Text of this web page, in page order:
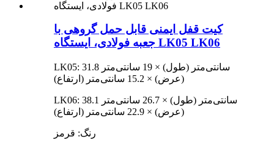
کیت قفل ایمنی قابل حمل گروهی با
جعبه فولادی، ایستگاه LK05 LK06
LK05: 31.8 سانتی‌متر (طول) × 19 سانتی‌متر
(عرض) × 15.2 سانتی‌متر (ارتفاع)
LK06: 38.1 سانتی‌متر (طول) × 26.7 سانتی‌متر
(عرض) × 22.9 سانتی‌متر (ارتفاع)
رنگ: قرمز